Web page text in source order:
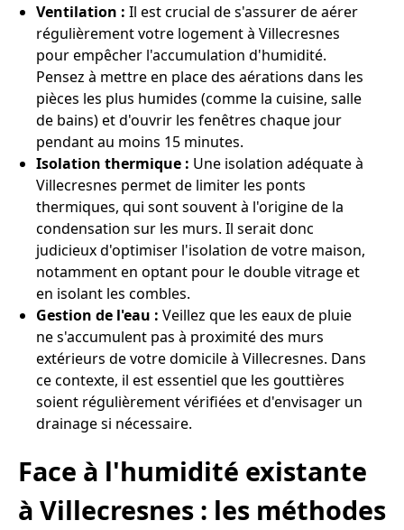
Ventilation : Il est crucial de s'assurer de aérer
régulièrement votre logement à Villecresnes
pour empêcher l'accumulation d'humidité.
Pensez à mettre en place des aérations dans les
pièces les plus humides (comme la cuisine, salle
de bains) et d'ouvrir les fenêtres chaque jour
pendant au moins 15 minutes.
Isolation thermique : Une isolation adéquate à
Villecresnes permet de limiter les ponts
thermiques, qui sont souvent à l'origine de la
condensation sur les murs. Il serait donc
judicieux d'optimiser l'isolation de votre maison,
notamment en optant pour le double vitrage et
en isolant les combles.
Gestion de l'eau : Veillez que les eaux de pluie
ne s'accumulent pas à proximité des murs
extérieurs de votre domicile à Villecresnes. Dans
ce contexte, il est essentiel que les gouttières
soient régulièrement vérifiées et d'envisager un
drainage si nécessaire.
Face à l'humidité existante
à Villecresnes : les méthodes